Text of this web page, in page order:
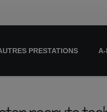
PRESTATIONS